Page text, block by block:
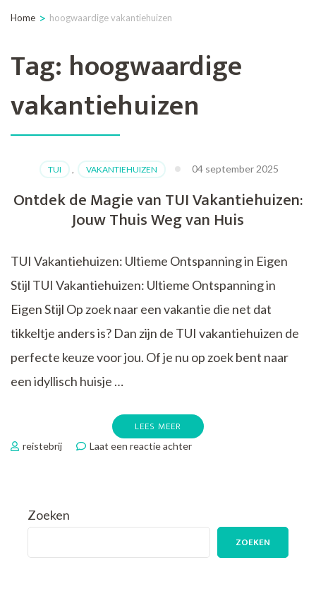
Home > hoogwaardige vakantiehuizen
Tag: hoogwaardige
vakantiehuizen
TUI , VAKANTIEHUIZEN 04 september 2025
Ontdek de Magie van TUI Vakantiehuizen:
Jouw Thuis Weg van Huis
TUI Vakantiehuizen: Ultieme Ontspanning in Eigen
Stijl TUI Vakantiehuizen: Ultieme Ontspanning in
Eigen Stijl Op zoek naar een vakantie die net dat
tikkeltje anders is? Dan zijn de TUI vakantiehuizen de
perfecte keuze voor jou. Of je nu op zoek bent naar
een idyllisch huisje …
LEES MEER
reistebrij Laat een reactie achterop
Zoeken
ZOEKEN